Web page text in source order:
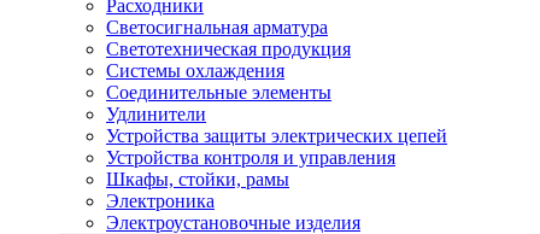
Расходники
Светосигнальная арматура
Светотехническая продукция
Системы охлаждения
Соединительные элементы
Удлинители
Устройства защиты электрических цепей
Устройства контроля и управления
Шкафы, стойки, рамы
Электроника
Электроустановочные изделия